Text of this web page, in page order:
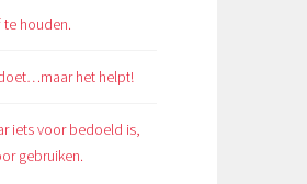
houden.
het helpt!
iets voor bedoeld is,
gebruiken.